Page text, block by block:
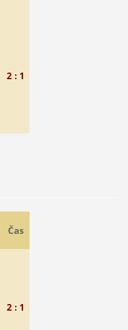
2 : 1
Čas
2 : 1